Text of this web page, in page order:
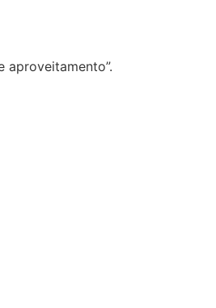
aproveitamento”.